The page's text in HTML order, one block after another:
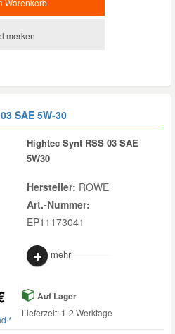
Warenkorb
merken
SAE 5W-30
Hightec Synt RSS 03 SAE
5W30
Hersteller: ROWE
Art.-Nummer:
EP11173041
mehr
*
Auf Lager
Lieferzeit: 1-2 Werktage